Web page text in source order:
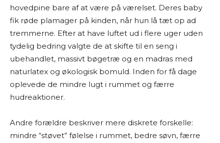
hovedpine bare af at være på værelset. Deres baby
fik røde plamager på kinden, når hun lå tæt op ad
tremmerne. Efter at have luftet ud i flere uger uden
tydelig bedring valgte de at skifte til en seng i
ubehandlet, massivt bøgetræ og en madras med
naturlatex og økologisk bomuld. Inden for få dage
oplevede de mindre lugt i rummet og færre
hudreaktioner.
Andre forældre beskriver mere diskrete forskelle:
mindre “støvet” følelse i rummet, bedre søvn, færre